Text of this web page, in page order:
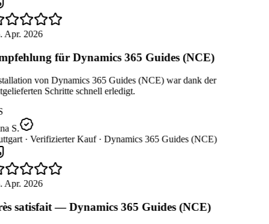
Apr. 2026
für Dynamics 365 Guides (NCE)
von Dynamics 365 Guides (NCE) war dank der
Schritte schnell erledigt.
S.
· Verifizierter Kauf · Dynamics 365 Guides (NCE)
Apr. 2026
satisfait — Dynamics 365 Guides (NCE)